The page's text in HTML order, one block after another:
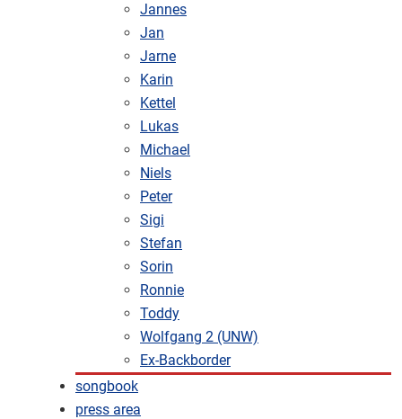
Jannes
Jan
Jarne
Karin
Kettel
Lukas
Michael
Niels
Peter
Sigi
Stefan
Sorin
Ronnie
Toddy
Wolfgang 2 (UNW)
Ex-Backborder
songbook
press area